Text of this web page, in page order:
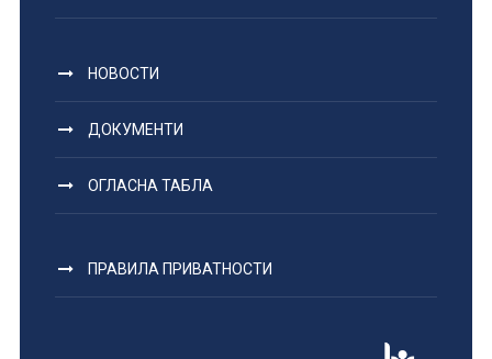
НОВОСТИ
ДОКУМЕНТИ
ОГЛАСНА ТАБЛА
ПРАВИЛА ПРИВАТНОСТИ